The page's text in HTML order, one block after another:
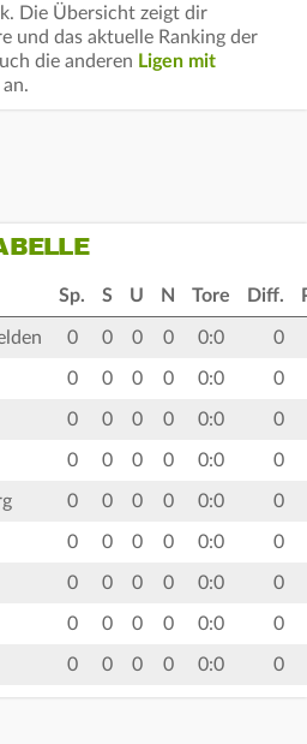
Die Übersicht zeigt dir
und das aktuelle Ranking der
die anderen Ligen mit
an.
Sp. S U N Tore Diff.
0 0 0 0 0:0 0
0 0 0 0 0:0 0
0 0 0 0 0:0 0
0 0 0 0 0:0 0
0 0 0 0 0:0 0
0 0 0 0 0:0 0
0 0 0 0 0:0 0
0 0 0 0 0:0 0
0 0 0 0 0:0 0